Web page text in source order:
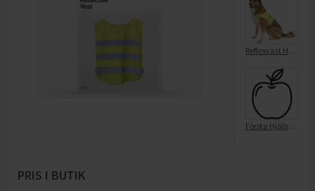
Reflexväst Hund Large
Första Hjälpen Väska Large
PRIS I BUTIK